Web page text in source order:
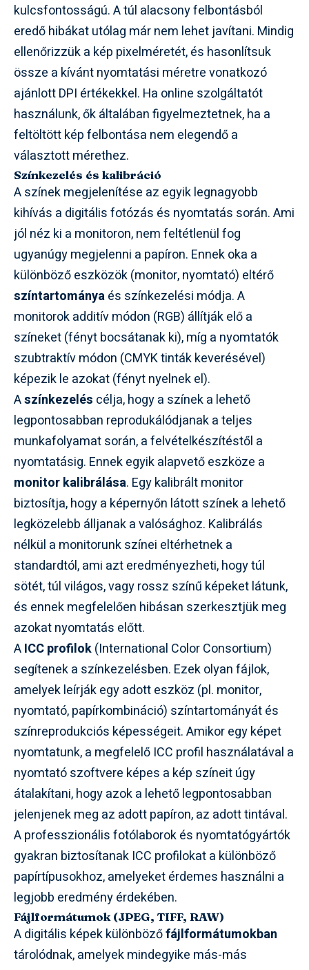
kulcsfontosságú. A túl alacsony felbontásból
eredő hibákat utólag már nem lehet javítani. Mindig
ellenőrizzük a kép pixelméretét, és hasonlítsuk
össze a kívánt nyomtatási méretre vonatkozó
ajánlott DPI értékekkel. Ha online szolgáltatót
használunk, ők általában figyelmeztetnek, ha a
feltöltött kép felbontása nem elegendő a
választott mérethez.
Színkezelés és kalibráció
A színek megjelenítése az egyik legnagyobb
kihívás a digitális fotózás és nyomtatás során. Ami
jól néz ki a monitoron, nem feltétlenül fog
ugyanúgy megjelenni a papíron. Ennek oka a
különböző eszközök (monitor, nyomtató) eltérő
színtartományaés színkezelési módja. A
monitorok additív módon (RGB) állítják elő a
színeket (fényt bocsátanak ki), míg a nyomtatók
szubtraktív módon (CMYK tinták keverésével)
képezik le azokat (fényt nyelnek el).
Aszínkezelés célja, hogy a színek a lehető
legpontosabban reprodukálódjanak a teljes
munkafolyamat során, a felvételkészítéstől a
nyomtatásig. Ennek egyik alapvető eszköze a
monitor kalibrálása. Egy kalibrált monitor
biztosítja, hogy a képernyőn látott színek a lehető
legközelebb álljanak a valósághoz. Kalibrálás
nélkül a monitorunk színei eltérhetnek a
standardtól, ami azt eredményezheti, hogy túl
sötét, túl világos, vagy rossz színű képeket látunk,
és ennek megfelelően hibásan szerkesztjük meg
azokat nyomtatás előtt.
AICC profilok(International Color Consortium)
segítenek a színkezelésben. Ezek olyan fájlok,
amelyek leírják egy adott eszköz (pl. monitor,
nyomtató, papírkombináció) színtartományát és
színreprodukciós képességeit. Amikor egy képet
nyomtatunk, a megfelelő ICC profil használatával a
nyomtató szoftvere képes a kép színeit úgy
átalakítani, hogy azok a lehető legpontosabban
jelenjenek meg az adott papíron, az adott tintával.
A professzionális fotólaborok és nyomtatógyártók
gyakran biztosítanak ICC profilokat a különböző
papírtípusokhoz, amelyeket érdemes használni a
legjobb eredmény érdekében.
Fájlformátumok (JPEG, TIFF, RAW)
A digitális képek különbözőfájlformátumokban
tárolódnak, amelyek mindegyike más-más